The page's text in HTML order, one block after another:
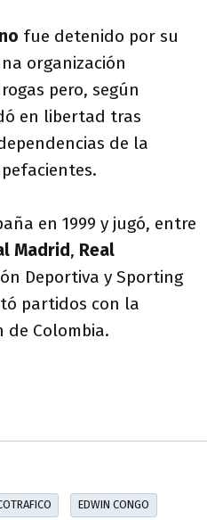
fue detenido por su
organización
pero, según
en libertad tras
de la
en 1999 y jugó, entre
Madrid, Real
Deportiva y Sporting
partidos con la
de Colombia.
EDWIN CONGO